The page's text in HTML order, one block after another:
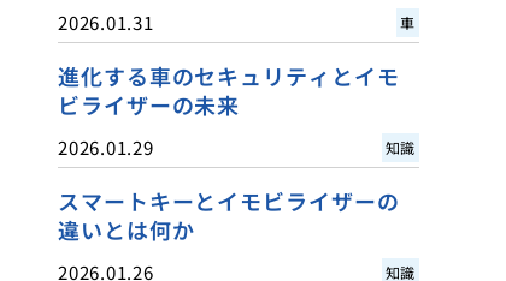
2026.01.31 車
進化する車のセキュリティとイモ
ビライザーの未来
2026.01.29 知識
スマートキーとイモビライザーの
違いとは何か
2026.01.26 知識